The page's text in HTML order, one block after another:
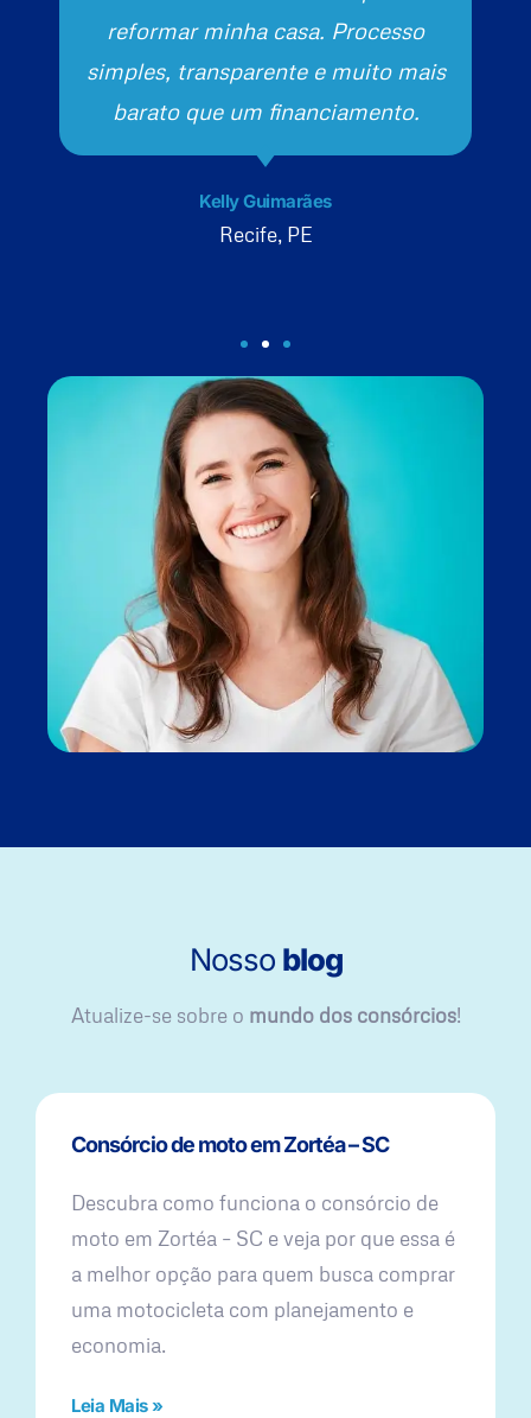
reformar minha casa. Processo
simples, transparente e muito mais
barato que um financiamento.
Kelly Guimarães
Recife, PE
Nosso blog
Atualize-se sobre o mundo dos consórcios!
Consórcio de moto em Zortéa – SC
Descubra como funciona o consórcio de
moto em Zortéa – SC e veja por que essa é
a melhor opção para quem busca comprar
uma motocicleta com planejamento e
economia.
Leia Mais »